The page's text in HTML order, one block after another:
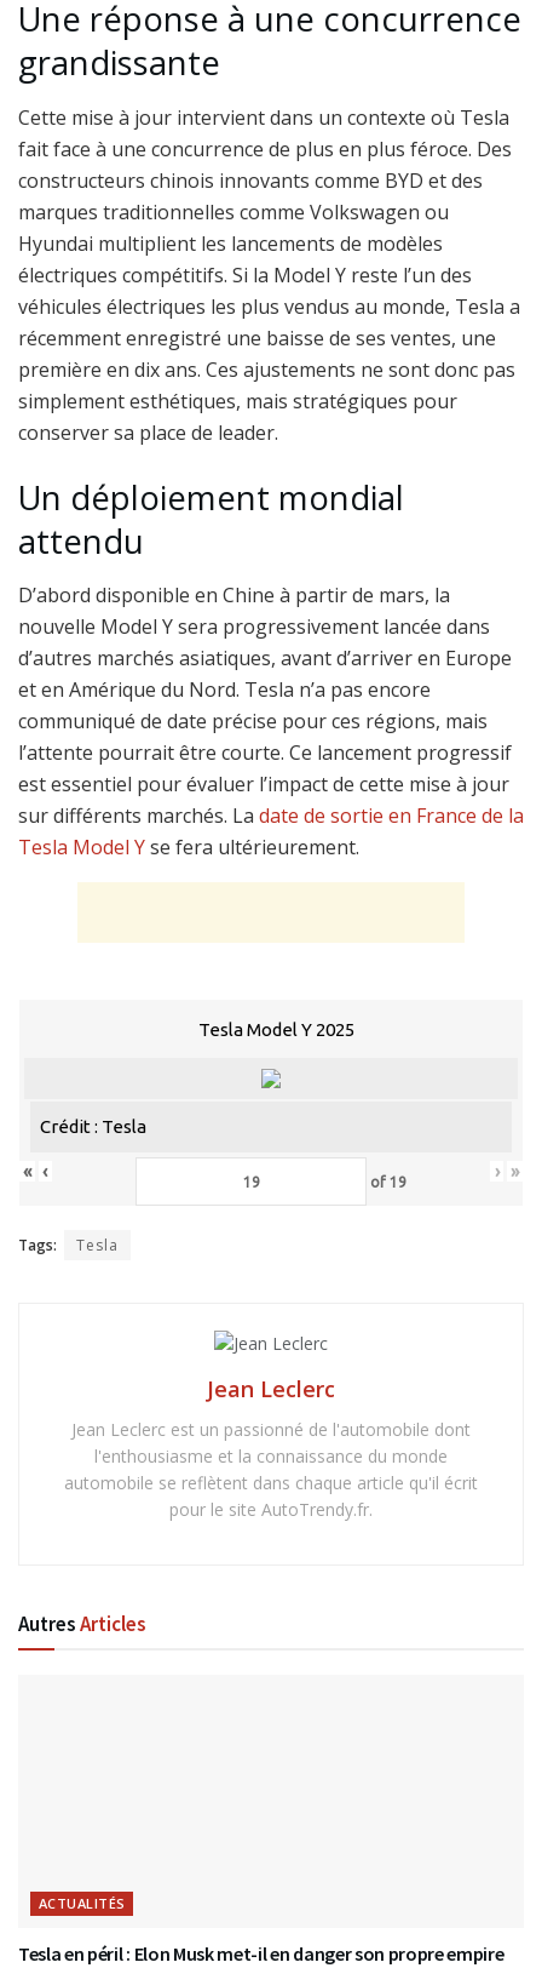
Une réponse à une concurrence
grandissante
Cette mise à jour intervient dans un contexte où Tesla
fait face à une concurrence de plus en plus féroce. Des
constructeurs chinois innovants comme BYD et des
marques traditionnelles comme Volkswagen ou
Hyundai multiplient les lancements de modèles
électriques compétitifs. Si la Model Y reste l’un des
véhicules électriques les plus vendus au monde, Tesla a
récemment enregistré une baisse de ses ventes, une
première en dix ans. Ces ajustements ne sont donc pas
simplement esthétiques, mais stratégiques pour
conserver sa place de leader.
Un déploiement mondial
attendu
D’abord disponible en Chine à partir de mars, la
nouvelle Model Y sera progressivement lancée dans
d’autres marchés asiatiques, avant d’arriver en Europe
et en Amérique du Nord. Tesla n’a pas encore
communiqué de date précise pour ces régions, mais
l’attente pourrait être courte. Ce lancement progressif
est essentiel pour évaluer l’impact de cette mise à jour
sur différents marchés. La date de sortie en France de la
Tesla Model Yse fera ultérieurement.
Tesla Model Y 2025
Crédit : Tesla
« ‹ of 19 › »
Tags: Tesla
Jean Leclerc
Jean Leclerc est un passionné de l'automobile dont
l'enthousiasme et la connaissance du monde
automobile se reflètent dans chaque article qu'il écrit
pour le site AutoTrendy.fr.
AutresArticles
ACTUALITÉS
Tesla en péril : Elon Musk met-il en danger son propre empire